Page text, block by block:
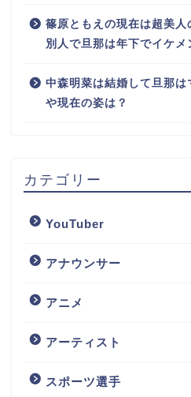
篠原ともえの現在は超美人
別人で旦那は年下でイケメ
中森明菜は結婚して旦那
や現在の姿は？
カテゴリー
YouTuber
アナウンサー
アニメ
アーティスト
スポーツ選手